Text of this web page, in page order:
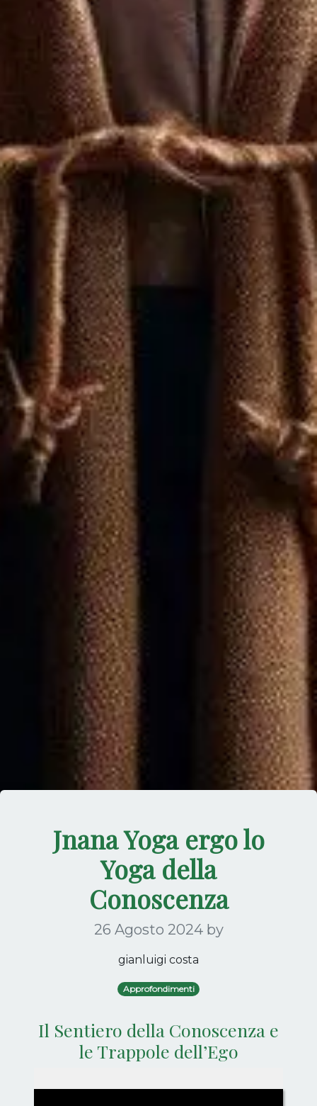
Jnana Yoga ergo lo
Yoga della
Conoscenza
26 Agosto 2024 by
gianluigi costa
Approfondimenti
Il Sentiero della Conoscenza e
le Trappole dell’Ego